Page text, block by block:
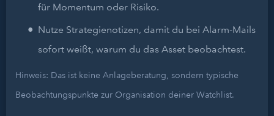
für Momentum oder Risiko.
Nutze Strategienotizen, damit du bei Alarm-Mails
sofort weißt, warum du das Asset beobachtest.
Hinweis: Das ist keine Anlageberatung, sondern typische
Beobachtungspunkte zur Organisation deiner Watchlist.